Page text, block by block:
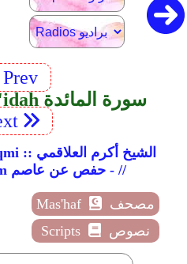
Prev
5. Surah Al-Mâ'idah سورة المائدة
Sheikh Akram Al-Alaqmi :: الشيخ أكرم العلاقمي
// - Hafs for Assem حفص عن عاصم - //
Mas'haf
مصحف
Scripts نصوص